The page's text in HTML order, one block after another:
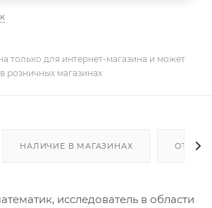
только для интернет-магазина и может
розничных магазинах
НАЛИЧИЕ В МАГАЗИНАХ
исследователь в области